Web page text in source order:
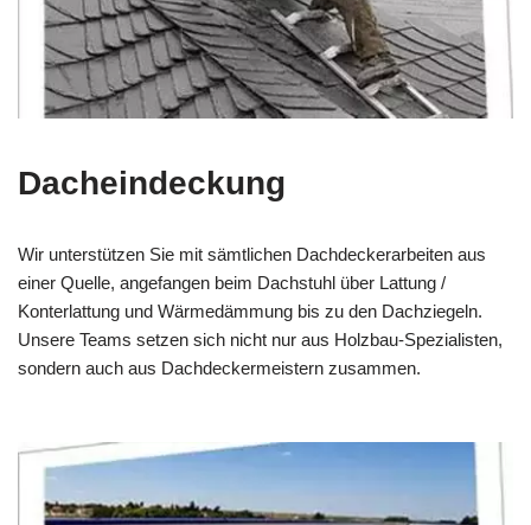
Dacheindeckung
Wir unterstützen Sie mit sämtlichen Dachdeckerarbeiten aus
einer Quelle, angefangen beim Dachstuhl über Lattung /
Konterlattung und Wärmedämmung bis zu den Dachziegeln.
Unsere Teams setzen sich nicht nur aus Holzbau-Spezialisten,
sondern auch aus Dachdeckermeistern zusammen.